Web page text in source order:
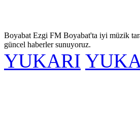
Boyabat Ezgi FM Boyabat'ta iyi müzik
güncel haberler sunuyoruz.
YUKARI